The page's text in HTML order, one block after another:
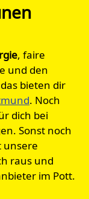
, faire
und den
bieten dir
. Noch
dich bei
Sonst noch
unsere
raus und
im Pott.